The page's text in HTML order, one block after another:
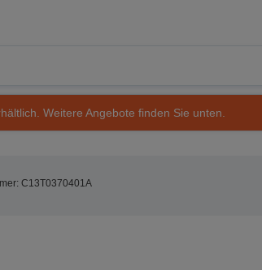
Weitere Angebote finden Sie unten.
C13T0370401A